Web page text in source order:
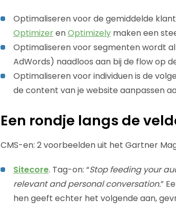
Optimaliseren voor de gemiddelde
OptimizerenOptimizelymaken een
Optimaliseren voor segmenten wordt
AdWords) naadloos aan bij de flow op
Optimaliseren voor individuen is de
de content van je website aanpassen
Een rondje langs de
CMS-en: 2 voorbeelden uit het Gartner
Sitecore. Tag-on: “Stop feeding your
relevant and personal conversation.”
hen geeft echter het volgende aan,